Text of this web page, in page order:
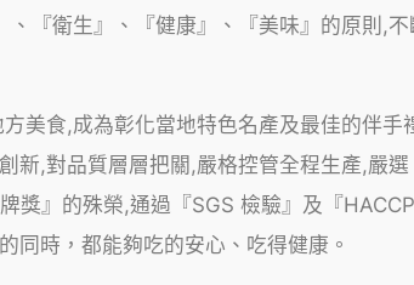
、『衛生』、『健康』、『美味』的原則,
美食,成為彰化當地特色名產及最佳的伴
新,對品質層層把關,嚴格控管全程生產,嚴
獎』的殊榮,通過『SGS 檢驗』及『
同時，都能夠吃的安心、吃得健康。